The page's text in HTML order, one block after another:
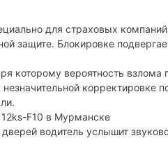
для страховых
защите. Блокировке
которому вероятность
корректировке
водитель услышит